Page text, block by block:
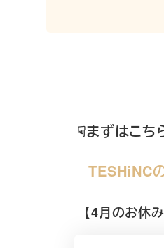
☟まずはこち
TESHiNC
【4月のお休